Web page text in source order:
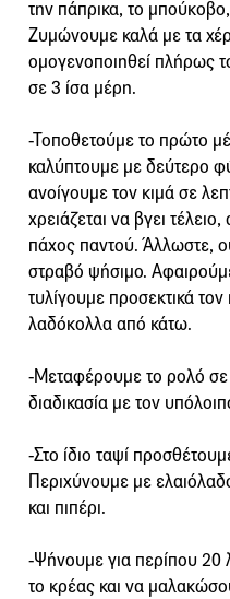
την πάπρικα, το μπούκοβο,
Ζυμώνουμε καλά με τα
ομογενοποιηθεί πλήρως
σε 3 ίσα μέρη.
-Τοποθετούμε το πρώτο
καλύπτουμε με δεύτερο
ανοίγουμε τον κιμά σε
χρειάζεται να βγει
πάχος παντού. Άλλωστε,
στραβό ψήσιμο.
τυλίγουμε προσεκτικά
λαδόκολλα από κάτω.
-Μεταφέρουμε το ρολό σε
διαδικασία με τον
-Στο ίδιο ταψί
Περιχύνουμε με
και πιπέρι.
-Ψήνουμε για περίπου 20
το κρέας και να